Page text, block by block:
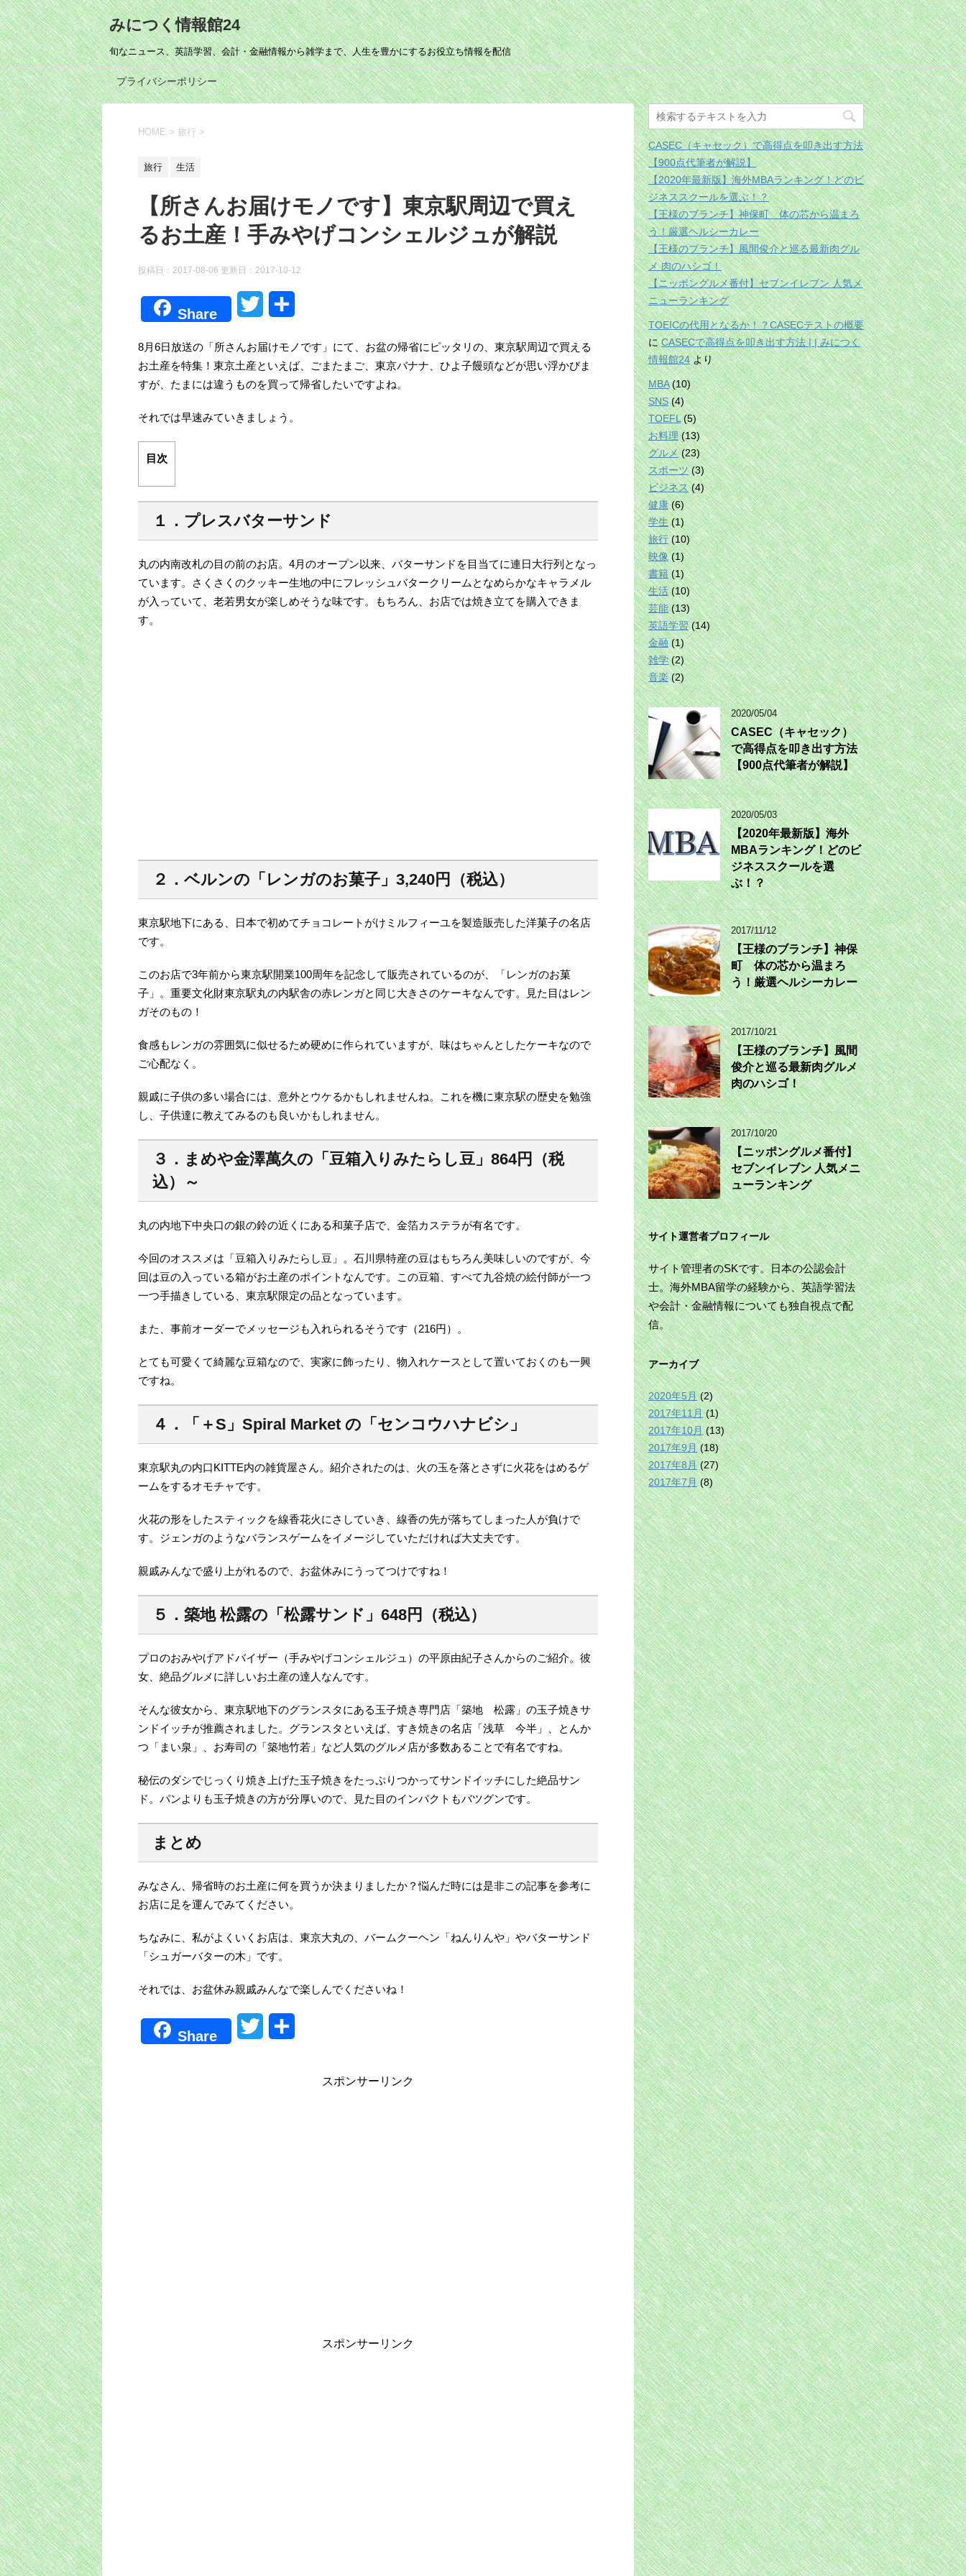
みにつく情報館24
旬なニュース、英語学習、会計・金融情報から雑学まで、人生を豊かにするお役立ち情報を配信
プライバシーポリシー
HOME > 旅行 >
旅行 生活
【所さんお届けモノです】東京駅周辺で買え
るお土産！手みやげコンシェルジュが解説
投稿日：2017-08-06 更新日： 2017-10-12
Share
i
t
8月6日放送の「所さんお届けモノです」にて、お盆の帰省にピッタリの、東京駅周辺で買える
お土産を特集！東京土産といえば、ごまたまご、東京バナナ、ひよ子饅頭などが思い浮かびま
すが、たまには違うものを買って帰省したいですよね。
それでは早速みていきましょう。
目次
１．プレスバターサンド
丸の内南改札の目の前のお店。4月のオープン以来、バターサンドを目当てに連日大行列となっ
ています。さくさくのクッキー生地の中にフレッシュバタークリームとなめらかなキャラメル
が入っていて、老若男女が楽しめそうな味です。もちろん、お店では焼き立てを購入できま
す。
２．ベルンの「レンガのお菓子」3,240円（税込）
東京駅地下にある、日本で初めてチョコレートがけミルフィーユを製造販売した洋菓子の名店
です。
このお店で3年前から東京駅開業100周年を記念して販売されているのが、「レンガのお菓
子」。重要文化財東京駅丸の内駅舎の赤レンガと同じ大きさのケーキなんです。見た目はレン
ガそのもの！
食感もレンガの雰囲気に似せるため硬めに作られていますが、味はちゃんとしたケーキなので
ご心配なく。
親戚に子供の多い場合には、意外とウケるかもしれませんね。これを機に東京駅の歴史を勉強
し、子供達に教えてみるのも良いかもしれません。
３．まめや金澤萬久の「豆箱入りみたらし豆」864円（税
込）～
丸の内地下中央口の銀の鈴の近くにある和菓子店で、金箔カステラが有名です。
今回のオススメは「豆箱入りみたらし豆」。石川県特産の豆はもちろん美味しいのですが、今
回は豆の入っている箱がお土産のポイントなんです。この豆箱、すべて九谷焼の絵付師が一つ
一つ手描きしている、東京駅限定の品となっています。
また、事前オーダーでメッセージも入れられるそうです（216円）。
とても可愛くて綺麗な豆箱なので、実家に飾ったり、物入れケースとして置いておくのも一興
ですね。
４．「＋S」Spiral Market の「センコウハナビシ」
東京駅丸の内口KITTE内の雑貨屋さん。紹介されたのは、火の玉を落とさずに火花をはめるゲ
ームをするオモチャです。
火花の形をしたスティックを線香花火にさしていき、線香の先が落ちてしまった人が負けで
す。ジェンガのようなバランスゲームをイメージしていただければ大丈夫です。
親戚みんなで盛り上がれるので、お盆休みにうってつけですね！
５．築地 松露の「松露サンド」648円（税込）
プロのおみやげアドバイザー（手みやげコンシェルジュ）の平原由紀子さんからのご紹介。彼
女、絶品グルメに詳しいお土産の達人なんです。
そんな彼女から、東京駅地下のグランスタにある玉子焼き専門店「築地 松露」の玉子焼きサ
ンドイッチが推薦されました。グランスタといえば、すき焼きの名店「浅草 今半」、とんか
つ「まい泉」、お寿司の「築地竹若」など人気のグルメ店が多数あることで有名ですね。
秘伝のダシでじっくり焼き上げた玉子焼きをたっぷりつかってサンドイッチにした絶品サン
ド。パンよりも玉子焼きの方が分厚いので、見た目のインパクトもバツグンです。
まとめ
みなさん、帰省時のお土産に何を買うか決まりましたか？悩んだ時には是非この記事を参考に
お店に足を運んでみてください。
ちなみに、私がよくいくお店は、東京大丸の、バームクーヘン「ねんりんや」やバターサンド
「シュガーバターの木」です。
それでは、お盆休み親戚みんなで楽しんでくださいね！
Share
スポンサーリンク
スポンサーリンク
CASEC（キャセック）で高得点を叩き出す方法
【900点代筆者が解説】
【2020年最新版】海外MBAランキング！どのビ
ジネススクールを選ぶ！？
【王様のブランチ】神保町 体の芯から温まろ
う！厳選ヘルシーカレー
【王様のブランチ】風間俊介と巡る最新肉グル
メ 肉のハシゴ！
【ニッポングルメ番付】セブンイレブン 人気メ
ニューランキング
TOEICの代用となるか！？CASECテストの概要
にCASECで高得点を叩き出す方法 | | みにつく
情報館24より
MBA(10)
SNS(4)
TOEFL(5)
お料理(13)
グルメ(23)
スポーツ(3)
ビジネス(4)
健康(6)
学生(1)
旅行(10)
映像(1)
書籍(1)
生活(10)
芸能(13)
英語学習(14)
金融(1)
雑学(2)
音楽(2)
2020/05/04
CASEC（キャセック）
で高得点を叩き出す方法
【900点代筆者が解説】
2020/05/03
【2020年最新版】海外
MBAランキング！どのビ
ジネススクールを選
ぶ！？
2017/11/12
【王様のブランチ】神保
町 体の芯から温まろ
う！厳選ヘルシーカレー
2017/10/21
【王様のブランチ】風間
俊介と巡る最新肉グルメ
肉のハシゴ！
2017/10/20
【ニッポングルメ番付】
セブンイレブン 人気メニ
ューランキング
サイト運営者プロフィール
サイト管理者のSKです。日本の公認会計
士。海外MBA留学の経験から、英語学習法
や会計・金融情報についても独自視点で配
信。
アーカイブ
2020年5月(2)
2017年11月(1)
2017年10月(13)
2017年9月(18)
2017年8月(27)
2017年7月(8)